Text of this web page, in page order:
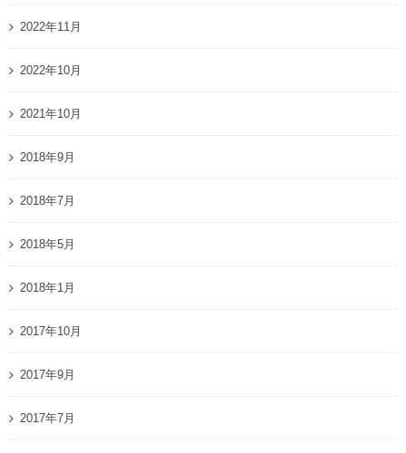
2022年11月
2022年10月
2021年10月
2018年9月
2018年7月
2018年5月
2018年1月
2017年10月
2017年9月
2017年7月